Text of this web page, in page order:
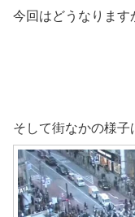
今回はどうなりま
そして街なかの様子